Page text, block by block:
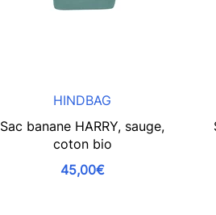
HINDBAG
Sac banane HARRY, sauge,
coton bio
45,00€